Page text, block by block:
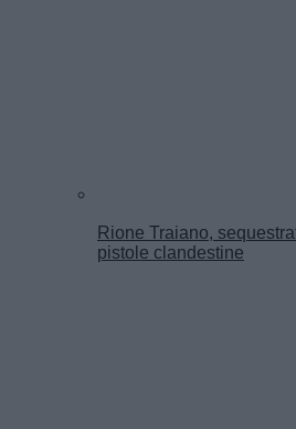
Rione Traiano,
pistole clandestine